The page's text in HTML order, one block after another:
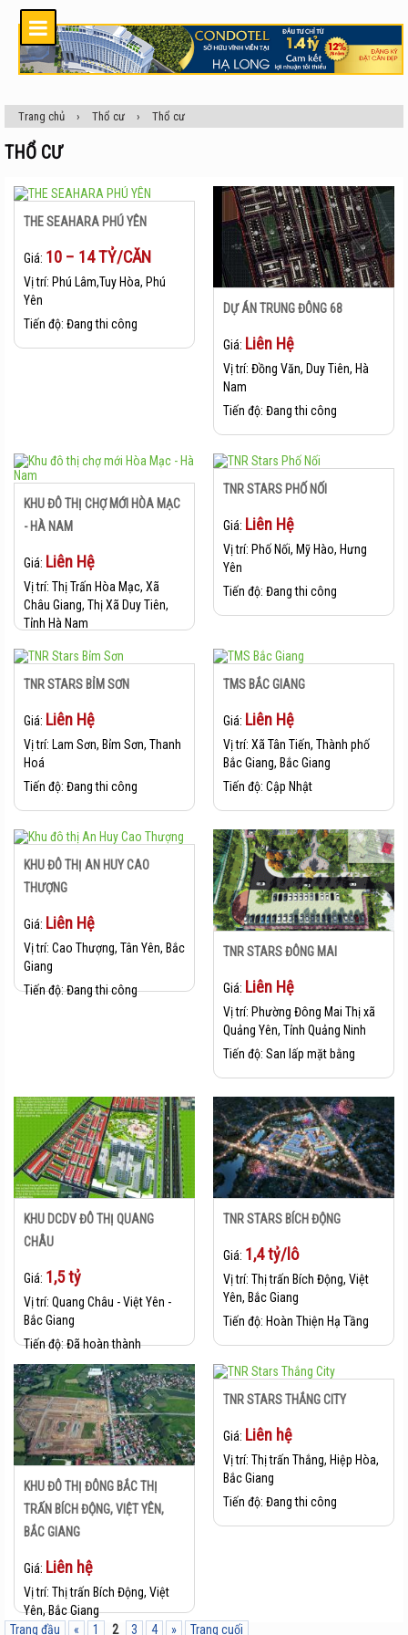
Trang chủ › Thổ cư › Thổ cư
THỔ CƯ
THE SEAHARA PHÚ YÊN
Giá: 10 – 14 TỶ/CĂN
Vị trí: Phú Lâm,Tuy Hòa, Phú
Yên
Tiến độ: Đang thi công
DỰ ÁN TRUNG ĐÔNG 68
Giá: Liên Hệ
Vị trí: Đồng Văn, Duy Tiên, Hà
Nam
Tiến độ: Đang thi công
KHU ĐÔ THỊ CHỢ MỚI HÒA MẠC
- HÀ NAM
Giá: Liên Hệ
Vị trí: Thị Trấn Hòa Mạc, Xã
Châu Giang, Thị Xã Duy Tiên,
Tỉnh Hà Nam
Tiến độ:
Đang Thi Công
TNR STARS PHỐ NỐI
Giá: Liên Hệ
Vị trí: Phố Nối, Mỹ Hào, Hưng
Yên
Tiến độ: Đang thi công
TNR STARS BỈM SƠN
Giá: Liên Hệ
Vị trí: Lam Sơn, Bỉm Sơn, Thanh
Hoá
Tiến độ: Đang thi công
TMS BẮC GIANG
Giá: Liên Hệ
Vị trí: Xã Tân Tiến, Thành phố
Bắc Giang, Bắc Giang
Tiến độ: Cập Nhật
KHU ĐÔ THỊ AN HUY CAO
THƯỢNG
Giá: Liên Hệ
Vị trí: Cao Thượng, Tân Yên, Bắc
Giang
Tiến độ:Đang thi công
TNR STARS ĐÔNG MAI
Giá: Liên Hệ
Vị trí: Phường Đông Mai Thị xã
Quảng Yên, Tỉnh Quảng Ninh
Tiến độ: San lấp mặt bằng
KHU DCDV ĐÔ THỊ QUANG
CHÂU
Giá: 1,5 tỷ
Vị trí: Quang Châu - Việt Yên -
Bắc Giang
Tiến độ:Đã hoàn thành
TNR STARS BÍCH ĐỘNG
Giá: 1,4 tỷ/lô
Vị trí: Thị trấn Bích Động, Việt
Yên, Bắc Giang
Tiến độ: Hoàn Thiện Hạ Tầng
KHU ĐÔ THỊ ĐÔNG BẮC THỊ
TRẤN BÍCH ĐỘNG, VIỆT YÊN,
BẮC GIANG
Giá: Liên hệ
Vị trí: Thị trấn Bích Động, Việt
Yên, Bắc Giang
TNR STARS THẮNG CITY
Giá: Liên hệ
Vị trí: Thị trấn Thắng, Hiệp Hòa,
Bắc Giang
Tiến độ: Đang thi công
Trang đầu « 1 2 3 4 » Trang cuối